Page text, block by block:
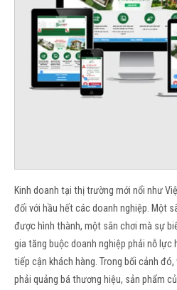
Kinh doanh tại thị trường mới nổi như
đối với hầu hết các doanh nghiệp. Một
được hình thành, một sân chơi mà sự
gia tăng buộc doanh nghiệp phải nỗ
tiếp cận khách hàng. Trong bối cảnh
phải quảng bá thương hiệu, sản phẩm